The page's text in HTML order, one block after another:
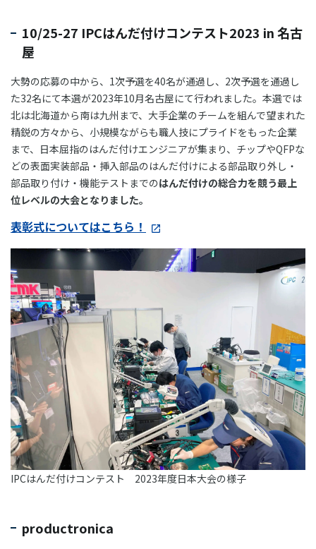
10/25-27 IPCはんだ付けコンテスト2023 in 名古
屋
大勢の応募の中から、1次予選を40名が通過し、2次予選を通過し
た32名にて本選が2023年10月名古屋にて行われました。本選では
北は北海道から南は九州まで、大手企業のチームを組んで望まれた
精鋭の方々から、小規模ながらも職人技にプライドをもった企業
まで、日本屈指のはんだ付けエンジニアが集まり、チップやQFPな
どの表面実装部品・挿入部品のはんだ付けによる部品取り外し・
部品取り付け・機能テストまでのはんだ付けの総合力を競う最上
位レベルの大会となりました。
表彰式についてはこちら！
IPCはんだ付けコンテスト 2023年度日本大会の様子
productronica